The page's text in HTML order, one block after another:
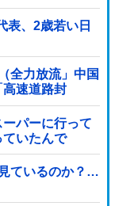
表、2歳若い日
全力放流」中国
速道路封
（土砂崩れ発
パーに行って
いたんで
ているのか？…